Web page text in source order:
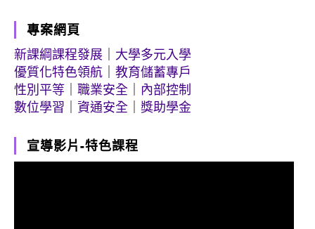
專案網頁
新課綱課程發展
大學多元入學
優質化特色領航
教育儲蓄專戶
性別平等
職業安全
內部控制
數位學習
資通安全 獎助學金
宣導影片-特色課程